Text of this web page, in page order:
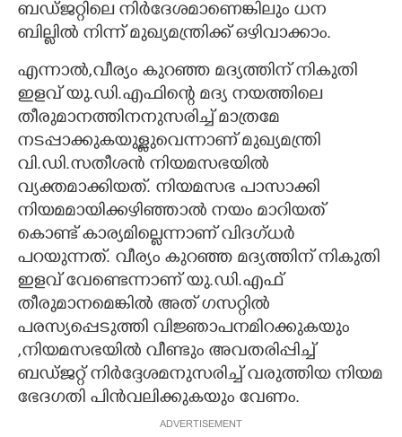
ബഡ്ജറ്റിലെ നിർദേശമാണെങ്കിലും ധന
ബില്ലിൽ നിന്ന് മുഖ്യമന്ത്രിക്ക് ഒഴിവാക്കാം.
എന്നാൽ,വീര്യം കുറഞ്ഞ മദ്യത്തിന് നികുതി
ഇളവ് യു.ഡി.എഫിന്റെ മദ്യ നയത്തിലെ
തീരുമാനത്തിനനുസരിച്ച് മാത്രമേ
നടപ്പാക്കുകയുള്ളുവെന്നാണ് മുഖ്യമന്ത്രി
വി.ഡി.സതീശൻ നിയമസഭയിൽ
വ്യക്തമാക്കിയത്. നിയമസഭ പാസാക്കി
നിയമമായിക്കഴിഞ്ഞാൽ നയം മാറിയത്
കൊണ്ട് കാര്യമില്ലെന്നാണ് വിദഗ്ധർ
പറയുന്നത്. വീര്യം കുറഞ്ഞ മദ്യത്തിന് നികുതി
ഇളവ് വേണ്ടെന്നാണ് യു.ഡി.എഫ്
തീരുമാനമെങ്കിൽ അത് ഗസറ്റിൽ
പരസ്യപ്പെടുത്തി വിജ്ഞാപനമിറക്കുകയും
,നിയമസഭയിൽ വീണ്ടും അവതരിപ്പിച്ച്
ബഡ്ജറ്റ് നിർദ്ദേശമനുസരിച്ച് വരുത്തിയ നിയമ
ഭേദഗതി പിൻവലിക്കുകയും വേണം.
ADVERTISEMENT